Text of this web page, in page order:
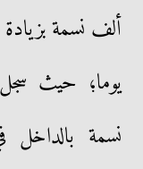
نسمة